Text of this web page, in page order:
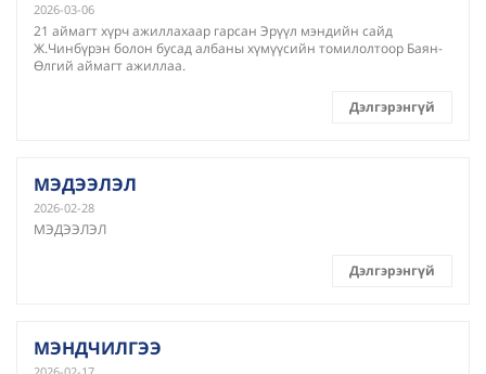
2026-03-06
21 аймагт хүрч ажиллахаар гарсан Эрүүл мэндийн сайд
Ж.Чинбүрэн болон бусад албаны хүмүүсийн томилолтоор Баян-
Өлгий аймагт ажиллаа.
Дэлгэрэнгүй
МЭДЭЭЛЭЛ
2026-02-28
МЭДЭЭЛЭЛ
Дэлгэрэнгүй
МЭНДЧИЛГЭЭ